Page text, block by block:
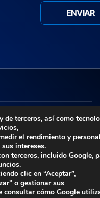
Política de Privacidad
reservados
de terceros, así como
el rendimiento y
intereses.
terceros, incluido Google,
clic en “Aceptar”,
o gestionar sus
consultar cómo Google